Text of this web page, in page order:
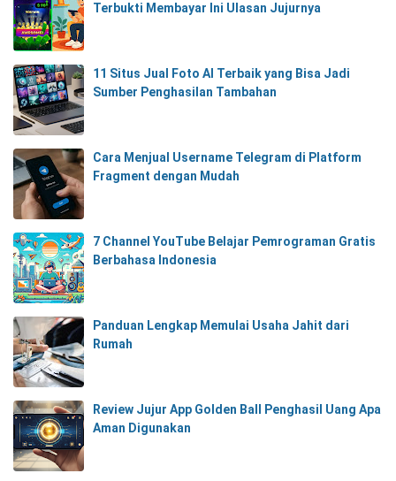
Terbukti Membayar Ini Ulasan Jujurnya
11 Situs Jual Foto AI Terbaik yang Bisa Jadi
Sumber Penghasilan Tambahan
Cara Menjual Username Telegram di Platform
Fragment dengan Mudah
7 Channel YouTube Belajar Pemrograman Gratis
Berbahasa Indonesia
Panduan Lengkap Memulai Usaha Jahit dari
Rumah
Review Jujur App Golden Ball Penghasil Uang Apa
Aman Digunakan